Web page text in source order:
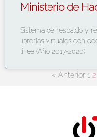
Ministerio de
Sistema de respaldo y
librerías virtuales con
línea (Año 2017-2020)
« Anterior 1 2